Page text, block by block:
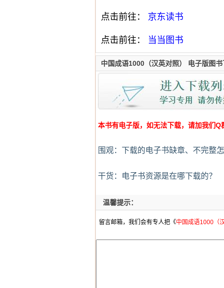
点击前往： 京东读书
点击前往： 当当图书
中国成语1000（汉英对照） 电子版图书
本书有电子版，如无法下载，请加我们Q
围观：下载的电子书缺章、不完整怎
干货：电子书资源是在哪下载的？
温馨提示：
留言邮箱，我们会有专人把《中国成语1000（